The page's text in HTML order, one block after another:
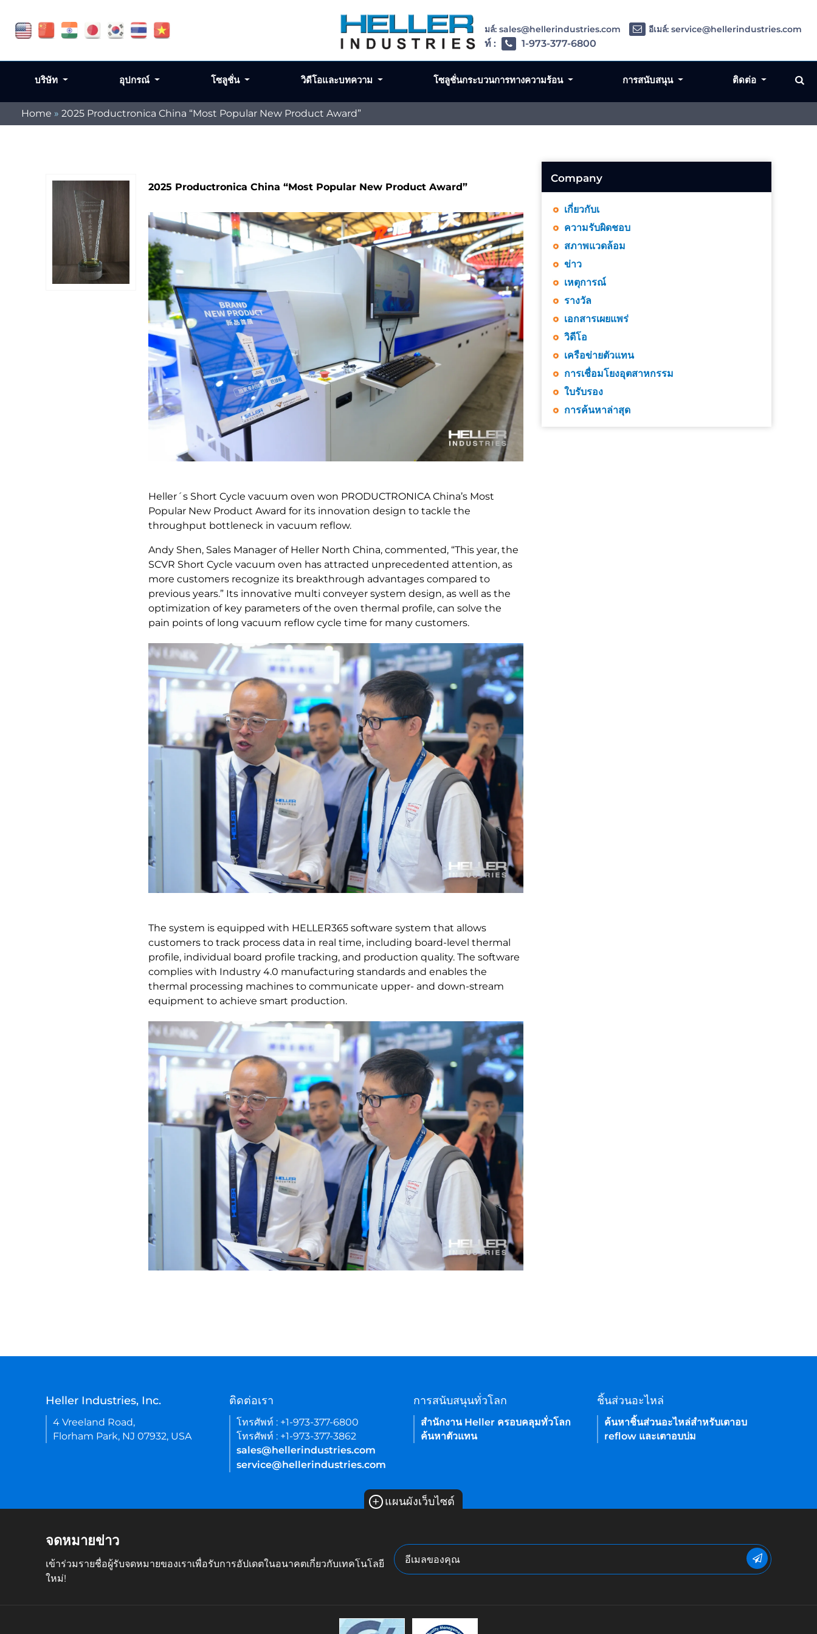
Home » 2025 Productronica China “Most Popular New Product Award”
2025 Productronica China “Most Popular New Product Award”
Heller´s Short Cycle vacuum oven won PRODUCTRONICA China’s Most
Popular New Product Award for its innovation design to tackle the
throughput bottleneck in vacuum reflow.
Andy Shen, Sales Manager of Heller North China, commented, “This year, the
SCVR Short Cycle vacuum oven has attracted unprecedented attention, as
more customers recognize its breakthrough advantages compared to
previous years.” Its innovative multi conveyer system design, as well as the
optimization of key parameters of the oven thermal profile, can solve the
pain points of long vacuum reflow cycle time for many customers.
The system is equipped with HELLER365 software system that allows
customers to track process data in real time, including board-level thermal
profile, individual board profile tracking, and production quality. The software
complies with Industry 4.0 manufacturing standards and enables the
thermal processing machines to communicate upper- and down-stream
equipment to achieve smart production.
Company
เกี่ยวกับเ
ความรับผิดชอบ
สภาพแวดล้อม
ข่าว
เหตุการณ์
รางวัล
เอกสารเผยแพร่
วิดีโอ
เครือข่ายตัวแทน
การเชื่อมโยงอุตสาหกรรม
ใบรับรอง
การค้นหาล่าสุด
อีเมล์: sales@hellerindustries.com อีเมล์: service@hellerindustries.com
โทรศัพท์ : 1-973-377-6800
บริษัท อุปกรณ์ โซลูชั่น วิดีโอและบทความ โซลูชั่นกระบวนการทางความร้อน การสนับสนุน ติดต่อ
Heller Industries, Inc.
4 Vreeland Road,
Florham Park, NJ 07932, USA
ติดต่อเรา
โทรศัพท์ : +1-973-377-6800
โทรศัพท์ : +1-973-377-3862
sales@hellerindustries.com
service@hellerindustries.com
การสนับสนุนทั่วโลก
สำนักงาน Heller ครอบคลุมทั่วโลก
ค้นหาตัวแทน
ชิ้นส่วนอะไหล่
ค้นหาชิ้นส่วนอะไหล่สำหรับเตาอบ
reflow และเตาอบบ่ม
+ แผนผังเว็บไซต์
จดหมายข่าว
เข้าร่วมรายชื่อผู้รับจดหมายของเราเพื่อรับการอัปเดตในอนาคตเกี่ยวกับเทคโนโลยี
ใหม่!